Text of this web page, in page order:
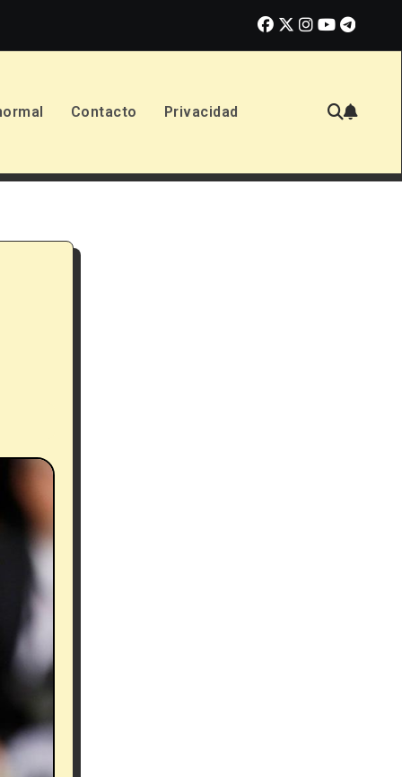
a los Niños Solos (2026): Reseña de la nueva película de terror
Contacto Privacidad